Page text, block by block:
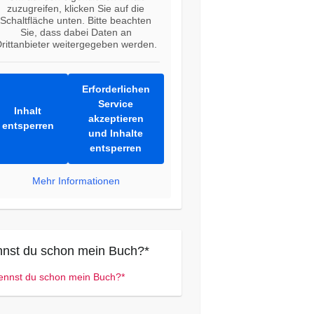
zuzugreifen, klicken Sie auf die
Schaltfläche unten. Bitte beachten
Sie, dass dabei Daten an
weitergegeben werden.
Inhalt
entsperren
Erforderlichen
Service
akzeptieren
und Inhalte
entsperren
Mehr Informationen
du schon mein Buch?*